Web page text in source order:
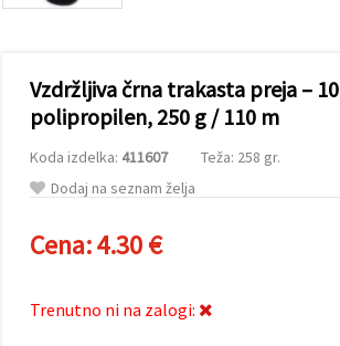
partnerjev
»Sprejmi
lahko
uporabo
vseh
piškotkov.
označite
izbiro
določene
Vzdržljiva črna trakasta preja –
polipropilen, 250 g / 110 m
Koda izdelka: 411607
Teža: 258 gr.
Dodaj na seznam želja
Cena:4.30 €
Trenutno ni na zalogi: